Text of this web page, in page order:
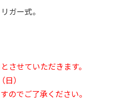
ガー式。
させていただきます。
）
のでご了承ください。